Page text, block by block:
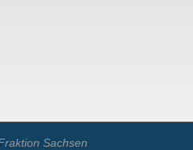
Sachsen